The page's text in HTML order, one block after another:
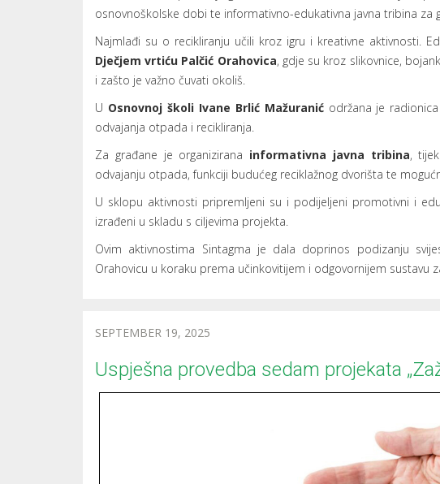
osnovnoškolske dobi te informativno-edukativna javna tribina za
Najmlađi su o recikliranju učili kroz igru i kreativne aktivnosti.
Dječjem vrtiću Palčić Orahovica, gdje su kroz slikovnice,
i zašto je važno čuvati okoliš.
U Osnovnoj školi Ivane Brlić Mažuranićodržana je
odvajanja otpada i recikliranja.
Za građane je organizirana informativna javna tribina,
odvajanju otpada, funkciji budućeg reciklažnog dvorišta te
U sklopu aktivnosti pripremljeni su i podijeljeni promotivni i
izrađeni u skladu s ciljevima projekta.
Ovim aktivnostima Sintagma je dala doprinos podizanju
Orahovicu u koraku prema učinkovitijem i odgovornijem sustavu
SEPTEMBER 19, 2025
Uspješna provedba sedam projekata